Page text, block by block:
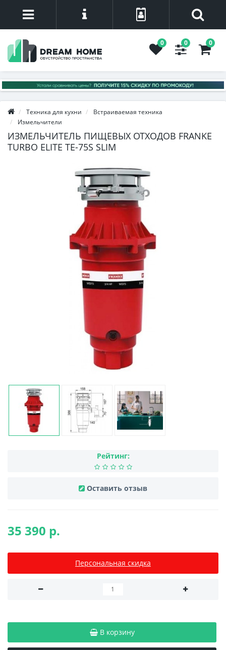
0 0 0
Техника для кухни
Встраиваемая техника
Измельчители
ИЗМЕЛЬЧИТЕЛЬ ПИЩЕВЫХ ОТХОДОВ FRANKE
TURBO ELITE TE-75S SLIM
Рейтинг:
Оставить отзыв
35 390 р.
Персональная скидка
В корзину